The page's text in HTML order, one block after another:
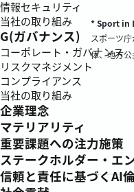
情報セキュリティ
当社の取り組み
G(ガバナンス)
コーポレート・ガバナンス
リスクマネジメント
コンプライアンス
当社の取り組み
企業理念
マテリアリティ
重要課題への注力施策
ステークホルダー・エ
信頼と責任に基づくAI
* Sport in
スポーツ
体、地方